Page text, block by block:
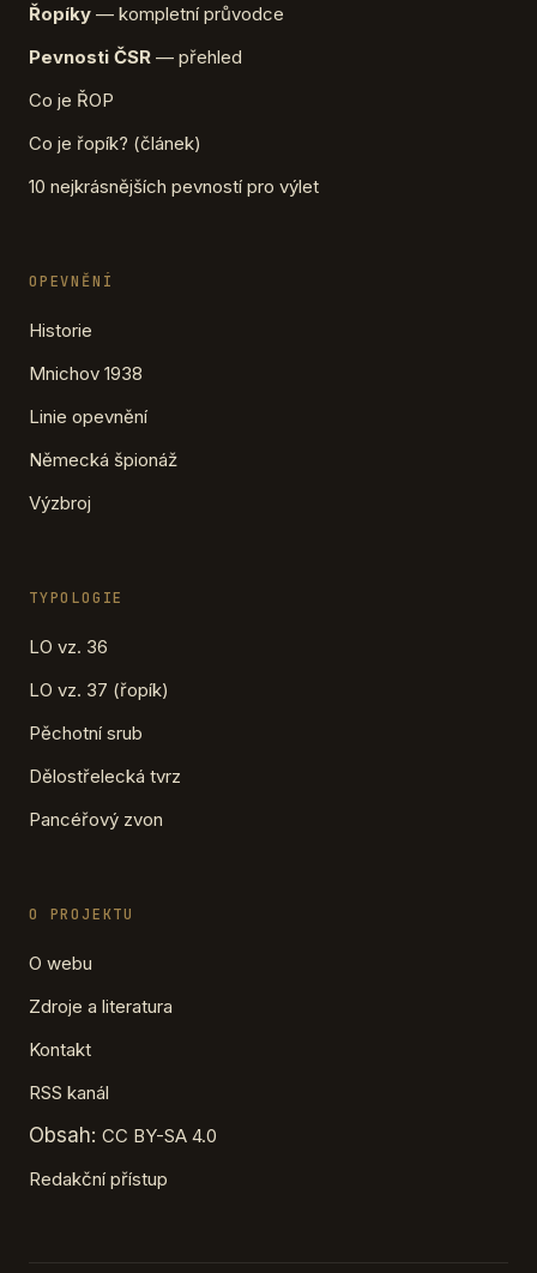
Řopíky — kompletní průvodce
Pevnosti ČSR — přehled
Co je ŘOP
Co je řopík? (článek)
10 nejkrásnějších pevností pro výlet
OPEVNĚNÍ
Historie
Mnichov 1938
Linie opevnění
Německá špionáž
Výzbroj
TYPOLOGIE
LO vz. 36
LO vz. 37 (řopík)
Pěchotní srub
Dělostřelecká tvrz
Pancéřový zvon
O PROJEKTU
O webu
Zdroje a literatura
Kontakt
RSS kanál
Obsah: CC BY-SA 4.0
Redakční přístup